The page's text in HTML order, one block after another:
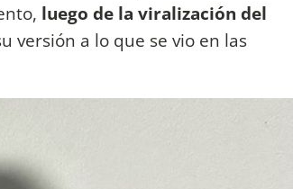
luego de la viralización del
versión a lo que se vio en las